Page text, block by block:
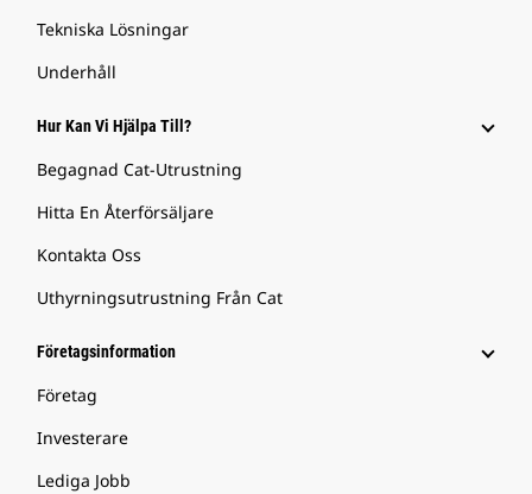
Tekniska Lösningar
Underhåll
Hur Kan Vi Hjälpa Till?
Begagnad Cat-Utrustning
Hitta En Återförsäljare
Kontakta Oss
Uthyrningsutrustning Från Cat
Företagsinformation
Företag
Investerare
Lediga Jobb